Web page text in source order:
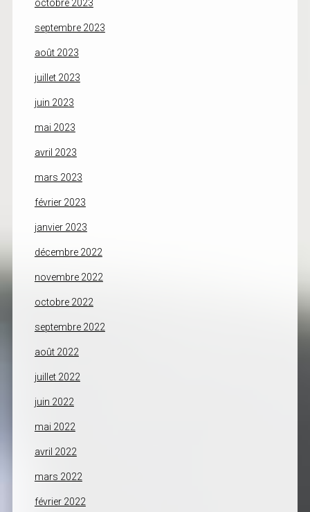
octobre 2023
septembre 2023
août 2023
juillet 2023
juin 2023
mai 2023
avril 2023
mars 2023
février 2023
janvier 2023
décembre 2022
novembre 2022
octobre 2022
septembre 2022
août 2022
juillet 2022
juin 2022
mai 2022
avril 2022
mars 2022
février 2022